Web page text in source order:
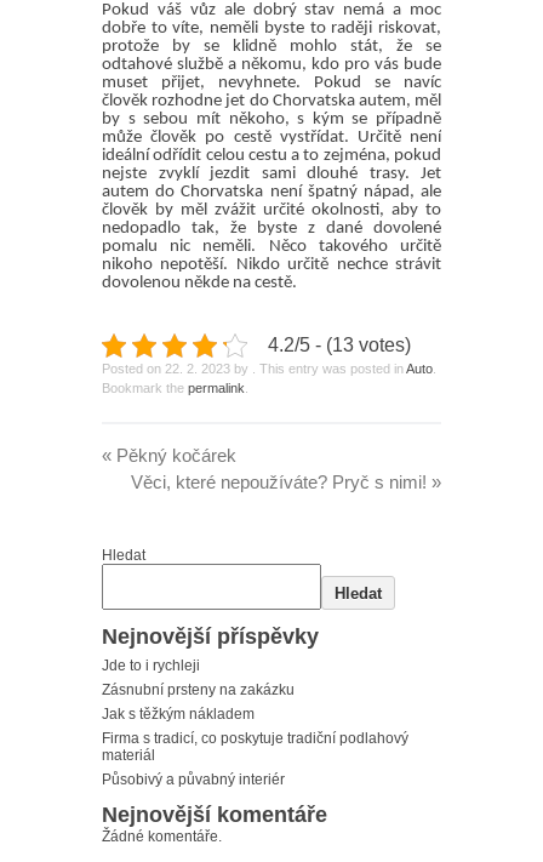
Pokud váš vůz ale dobrý stav nemá a moc
dobře to víte, neměli byste to raději riskovat,
protože by se klidně mohlo stát, že se
odtahové službě a někomu, kdo pro vás bude
muset přijet, nevyhnete. Pokud se navíc
člověk rozhodne jet do Chorvatska autem, měl
by s sebou mít někoho, s kým se případně
může člověk po cestě vystřídat. Určitě není
ideální odřídit celou cestu a to zejména, pokud
nejste zvyklí jezdit sami dlouhé trasy. Jet
autem do Chorvatska není špatný nápad, ale
člověk by měl zvážit určité okolnosti, aby to
nedopadlo tak, že byste z dané dovolené
pomalu nic neměli. Něco takového určitě
nikoho nepotěší. Nikdo určitě nechce strávit
dovolenou někde na cestě.
4.2/5 - (13 votes)
Posted on 22. 2. 2023 by . This entry was posted inAuto
Bookmark the permalink
« Pěkný kočárek
Věci, které nepoužíváte? Pryč s nimi! »
Hledat
Hledat
Nejnovější příspěvky
Jde to i rychleji
Zásnubní prsteny na zakázku
Jak s těžkým nákladem
Firma s tradicí, co poskytuje tradiční podlahový
materiál
Působivý a půvabný interiér
Nejnovější komentáře
Žádné komentáře.